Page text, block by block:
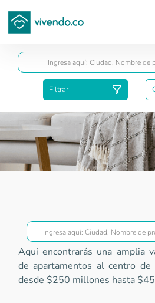
Filtrar
Proyectos
Aquí encontrarás una amplia
de apartamentos al centro de
desde $250 millones hasta